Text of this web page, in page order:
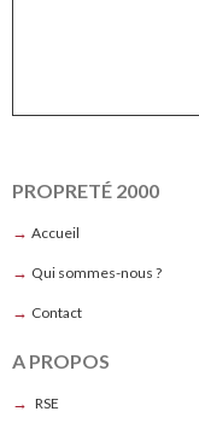
PROPRETÉ 2000
→ Accueil
→ Qui sommes-nous ?
→ Contact
A PROPOS
→ RSE